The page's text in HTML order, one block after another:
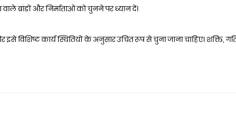
वाले ब्रांडों और निर्माताओं को चुनने पर ध्यान दें।
विशिष्ट कार्य स्थितियों के अनुसार उचित रूप से चुना जाना चाहिए। शक्ति,